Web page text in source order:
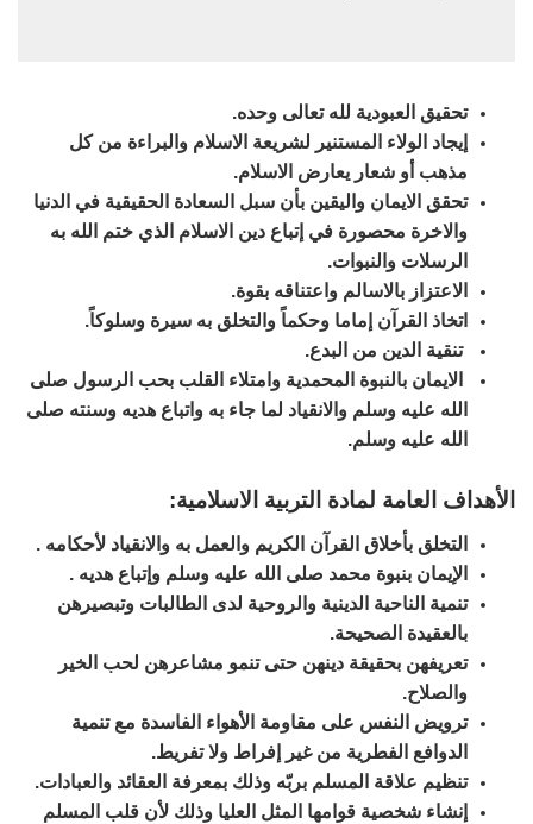
تحقيق العبودية لله تعالى وحده.
إيجاد الولاء المستنير لشريعة الاسلام والبراءة من كل
مذهب أو شعار يعارض الاسلام.
تحقق الايمان واليقين بأن سبل السعادة الحقيقية في الدنيا
والاخرة محصورة في إتباع دين الاسلام الذي ختم الله به
الرسلات والنبوات.
الاعتزاز بالاسالم واعتناقه بقوة.
اتخاذ القرآن إماما وحكماً والتخلق به سيرة وسلوكاً.
تنقية الدين من البدع.
الايمان بالنبوة المحمدية وامتلاء القلب بحب الرسول صلى
الله عليه وسلم والانقياد لما جاء به واتباع هديه وسنته صلى
الله عليه وسلم.
الأهداف العامة لمادة التربية الاسلامية:
التخلق بأخلاق القرآن الكريم والعمل به والانقياد لأحكامه .
الإيمان بنبوة محمد صلى الله عليه وسلم وإتباع هديه .
تنمية الناحية الدينية والروحية لدى الطالبات وتبصيرهن
بالعقيدة الصحيحة.
تعريفهن بحقيقة دينهن حتى تنمو مشاعرهن لحب الخير
والصلاح.
ترويض النفس على مقاومة الأهواء الفاسدة مع تنمية
الدوافع الفطرية من غير إفراط ولا تفريط.
تنظيم علاقة المسلم بربّه وذلك بمعرفة العقائد والعبادات.
إنشاء شخصية قوامها المثل العليا وذلك لأن قلب المسلم